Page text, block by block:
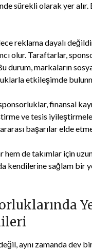
sürekli olarak yer alır.
reklama dayalı
olur. Taraftarlar,
durum, markaların
etkileşimde
finansal
ve tesis
başarılar elde
hem de takımlar için
kendilerine sağlam
aynı zamanda dev